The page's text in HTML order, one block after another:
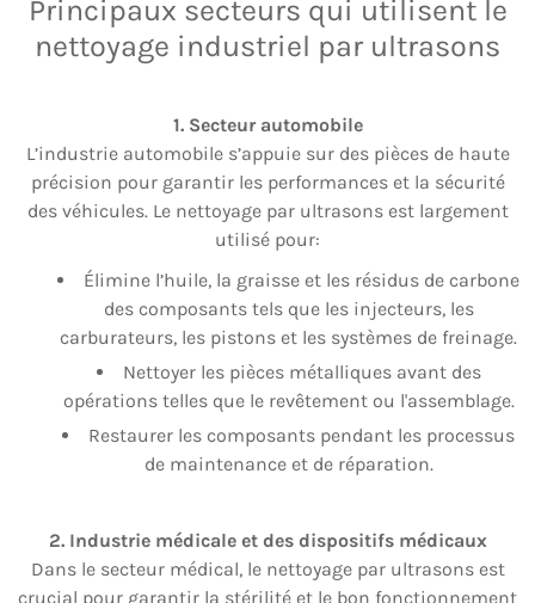
Principaux secteurs qui utilisent le
nettoyage industriel par ultrasons
1. Secteur automobile
L’industrie automobile s’appuie sur des pièces de haute
précision pour garantir les performances et la sécurité
des véhicules. Le nettoyage par ultrasons est largement
utilisé pour:
Élimine l’huile, la graisse et les résidus de carbone
des composants tels que les injecteurs, les
carburateurs, les pistons et les systèmes de freinage.
Nettoyer les pièces métalliques avant des
opérations telles que le revêtement ou l'assemblage.
Restaurer les composants pendant les processus
de maintenance et de réparation.
2. Industrie médicale et des dispositifs médicaux
Dans le secteur médical, le nettoyage par ultrasons est
crucial pour garantir la stérilité et le bon fonctionnement